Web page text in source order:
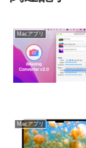
Macアプリ
Macアプリ